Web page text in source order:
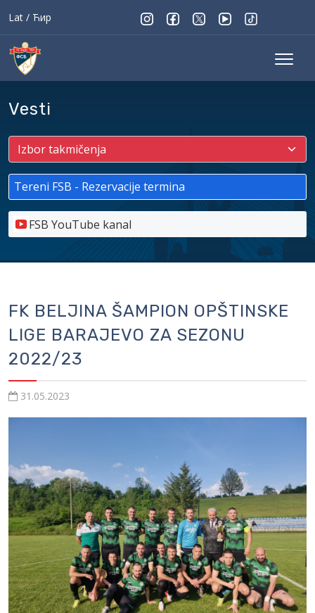
Lat / Ћир
Vesti
Tereni FSB - Rezervacije termina
FSB YouTube kanal
FK BELJINA ŠAMPION OPŠTINSKE
LIGE BARAJEVO ZA SEZONU
2022/23
31.05.2023